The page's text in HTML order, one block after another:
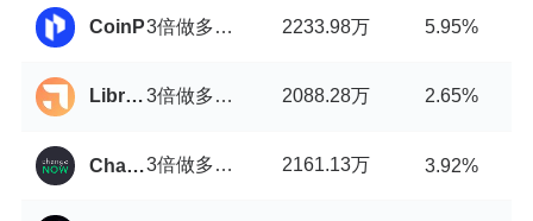
CoinP 3倍做多小市值山寨币指数币/USDT 2233.98万 5.95%
Libre Swap 3倍做多小市值山寨币指数币/USDT 2088.28万 2.65%
ChangeNOW 3倍做多小市值山寨币指数币/USDT 2161.13万 3.92%